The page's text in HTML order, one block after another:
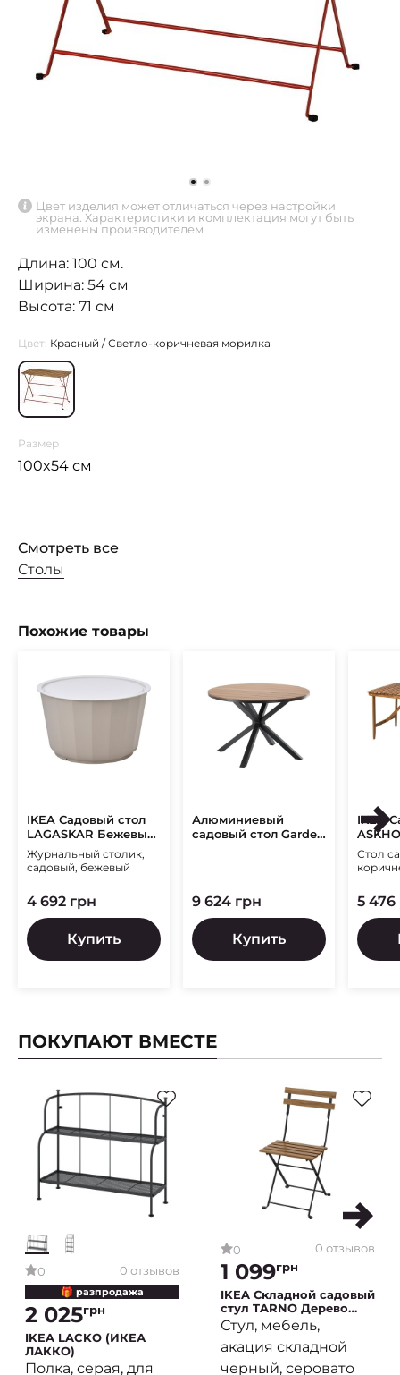
Цвет изделия может отличаться через настройки
экрана. Характеристики и комплектация могут быть
изменены производителем
Длина: 100 см.
Ширина: 54 см
Высота: 71 см
Цвет: Красный / Светло-коричневая морилка
Размер
100x54 см
Смотреть все
Столы
Похожие товары
IKEA Садовый стол
LAGASKAR Бежевый
(ИКЕА ЛАГАСКАР)
Журнальный столик,
садовый, бежевый
4 692 грн
Купить
Алюминиевый
садовый стол Garden
9 624 грн
Купить
IKEA
Стол
5 476
ПОКУПАЮТ ВМЕСТЕ
0 0 отзывов
🎁 разпродажа
2 025грн
IKEA LACKO (ИКЕА
ЛАККО)
Полка, серая, для
0 0 отзывов
1 099грн
IKEA Складной садовый
стул TARNO Дерево
(ИКЕА TÄRNÖ)
Стул, мебель,
акация складной
черный, серовато